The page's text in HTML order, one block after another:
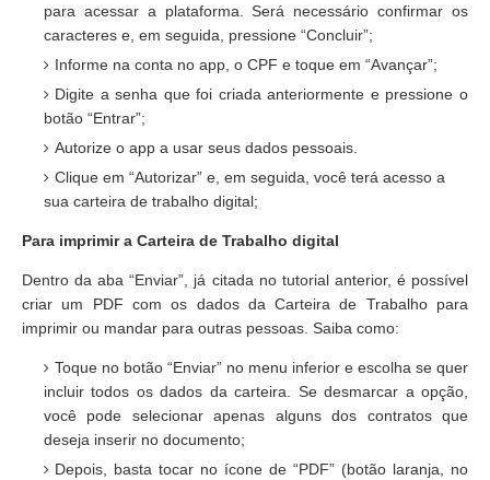
para acessar a plataforma. Será necessário confirmar os
caracteres e, em seguida, pressione “Concluir”;
Informe na conta no app, o CPF e toque em “Avançar”;
Digite a senha que foi criada anteriormente e pressione o
botão “Entrar”;
Autorize o app a usar seus dados pessoais.
Clique em “Autorizar” e, em seguida, você terá acesso a
sua carteira de trabalho digital;
Para imprimir a Carteira de Trabalho digital
Dentro da aba “Enviar”, já citada no tutorial anterior, é possível
criar um PDF com os dados da Carteira de Trabalho para
imprimir ou mandar para outras pessoas. Saiba como:
Toque no botão “Enviar” no menu inferior e escolha se quer
incluir todos os dados da carteira. Se desmarcar a opção,
você pode selecionar apenas alguns dos contratos que
deseja inserir no documento;
Depois, basta tocar no ícone de “PDF” (botão laranja, no